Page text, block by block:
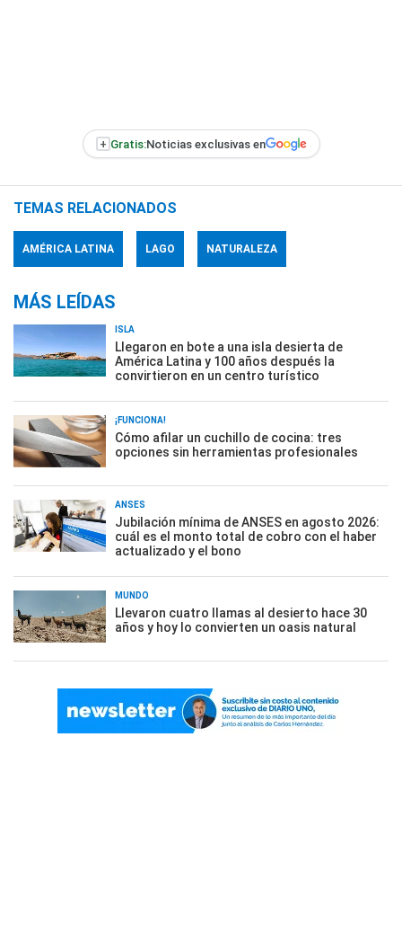
+ Gratis:Noticias exclusivas en
TEMAS RELACIONADOS
AMÉRICA LATINA LAGO NATURALEZA
MÁS LEÍDAS
ISLA
Llegaron en bote a una isla desierta de
América Latina y 100 años después la
convirtieron en un centro turístico
¡FUNCIONA!
Cómo afilar un cuchillo de cocina: tres
opciones sin herramientas profesionales
ANSES
Jubilación mínima de ANSES en agosto 2026:
cuál es el monto total de cobro con el haber
actualizado y el bono
MUNDO
Llevaron cuatro llamas al desierto hace 30
años y hoy lo convierten un oasis natural